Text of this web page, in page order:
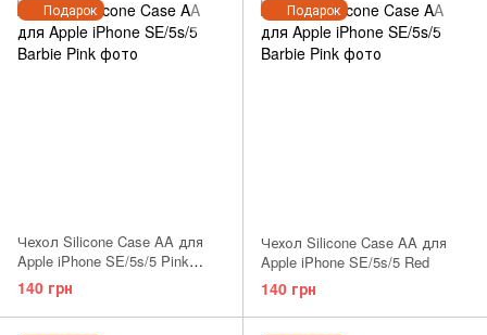
Подарок
Чехол Silicone Case AA для
Apple iPhone SE/5s/5 Pink
Sand
140 грн
Подарок
Чехол Silicone Case AA для
Apple iPhone SE/5s/5 Red
140 грн